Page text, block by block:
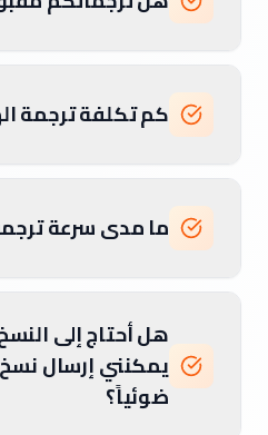
كم تكلفة ترجمة
ما مدى سرعة
هل أحتاج إلى
يمكنني إرسال
ضوئياً؟